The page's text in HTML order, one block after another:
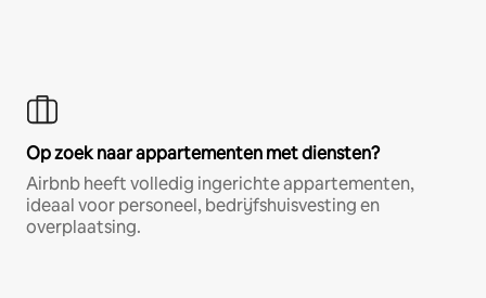
Op zoek naar appartementen met diensten?
Airbnb heeft volledig ingerichte appartementen,
ideaal voor personeel, bedrijfshuisvesting en
overplaatsing.